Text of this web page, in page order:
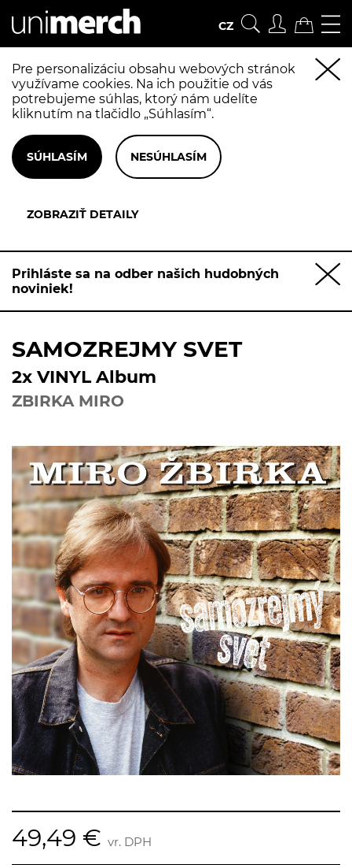
CZ
Pre personalizáciu obsahu webových stránok
využívame cookies. Na ich použitie od vás
potrebujeme súhlas, ktorý nám udelíte
kliknutím na tlačidlo „Súhlasím“.
Prihláste sa na odber našich hudobných
noviniek!
SAMOZREJMY SVET
2x VINYL Album
ZBIRKA MIRO
49,49 € vr. DPH